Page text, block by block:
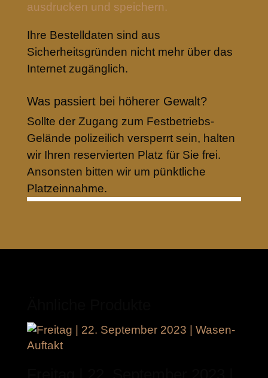
ausdrucken und speichern.
Ihre Bestelldaten sind aus
Sicherheitsgründen nicht mehr über das
Internet zugänglich.
Was passiert bei höherer Gewalt?
Sollte der Zugang zum Festbetriebs-
Gelände polizeilich versperrt sein, halten
wir Ihren reservierten Platz für Sie frei.
Ansonsten bitten wir um pünktliche
Platzeinnahme.